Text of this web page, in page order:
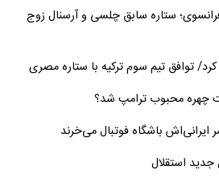
ستاره سابق چلسی و آرسنال زوج
توافق تیم سوم ترکیه با ستاره مصری
چهره محبوب ترامپ شد؟
باشگاه فوتبال می‌خرند